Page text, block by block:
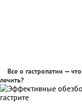
Все о гастропатии —
лечить?